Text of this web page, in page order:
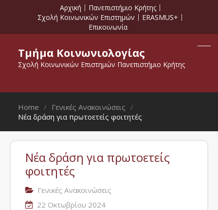
Αρχική
Πανεπιστήμιο Κρήτης
Σχολή Κοινωνικών Επιστημών
ERASMUS+
Επικοινωνία
Τμήμα Κοινωνιολογίας
Σχολή Κοινωνικών Επιστημών Πανεπιστήμιο Κρήτης
Home
Γενικές Ανακοινώσεις
Νέα δράση για πρωτοετείς φοιτητές
Νέα δράση για πρωτοετείς
φοιτητές
Γενικές Ανακοινώσεις
22 Οκτωβρίου 2024